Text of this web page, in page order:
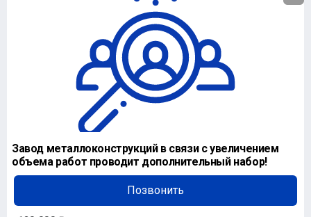
Завод металлоконструкций в связи с увеличением
объема работ проводит дополнительный набор!
Позвонить